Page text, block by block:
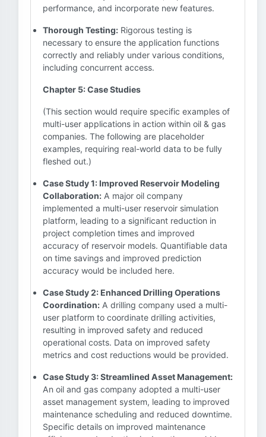
performance, and incorporate new features.
Thorough Testing: Rigorous testing is
necessary to ensure the application functions
correctly and reliably under various conditions,
including concurrent access.
Chapter 5: Case Studies
(This section would require specific examples of
multi-user applications in action within oil & gas
companies. The following are placeholder
examples, requiring real-world data to be fully
fleshed out.)
Case Study 1: Improved Reservoir Modeling
Collaboration: A major oil company
implemented a multi-user reservoir simulation
platform, leading to a significant reduction in
project completion times and improved
accuracy of reservoir models. Quantifiable data
on time savings and improved prediction
accuracy would be included here.
Case Study 2: Enhanced Drilling Operations
Coordination: A drilling company used a multi-
user platform to coordinate drilling activities,
resulting in improved safety and reduced
operational costs. Data on improved safety
metrics and cost reductions would be provided.
Case Study 3: Streamlined Asset Management:
An oil and gas company adopted a multi-user
asset management system, leading to improved
maintenance scheduling and reduced downtime.
Specific details on improved maintenance